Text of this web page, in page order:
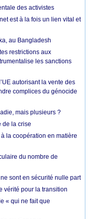
des activistes
est à la fois un lien vital et
au Bangladesh
restrictions aux
les sanctions
autorisant la vente des
complices du génocide
mais plusieurs ?
de la crise
la coopération en matière
du nombre de
sont en sécurité nulle part
vérité pour la transition
« qui ne fait que